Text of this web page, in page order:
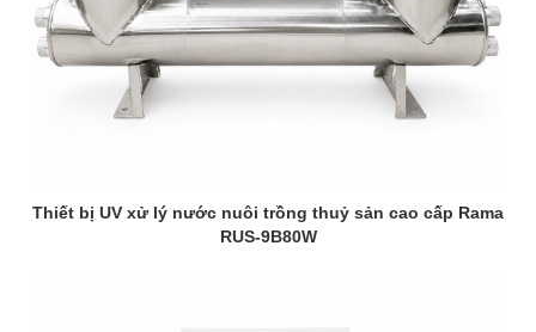
Thiết bị UV xử lý nước nuôi trồng thuỷ sản cao cấp Rama
RUS-9B80W